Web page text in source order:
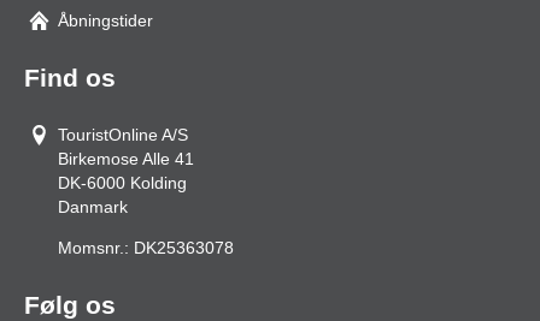
Åbningstider
Find os
TouristOnline A/S
Birkemose Alle 41
DK-6000 Kolding
Danmark
Momsnr.: DK25363078
Følg os